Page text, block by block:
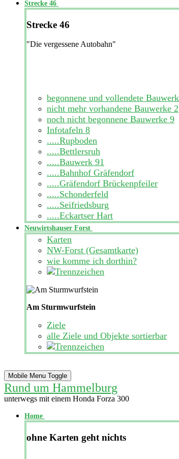
Strecke 46
Strecke 46
"Die vergessene Autobahn"
begonnene und vollendete
nicht mehr vorhandene Bauwerke 2
noch nicht begonnene Bauwerke 9
Infotafeln 8
.....Rupboden
.....Bettlersruh
.....Bauwerk 91
.....Bahnhof Gräfendorf
.....Gräfendorf Brückenpfeiler
.....Schonderfeld
.....Seifriedsburg
.....Eckartser Hart
Neuwirtshauser Forst
Karten
NW-Forst (Gesamtkarte)
wie komme ich dorthin?
Am Sturmwurfstein
Ziele
alle Ziele und Objekte sortierbar
Mobile Menu Toggle
Rund um Hammelburg
unterwegs mit einem Honda Forza 300
Home
ohne Karten geht nichts